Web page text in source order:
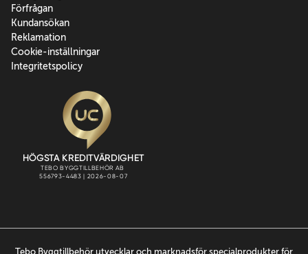
Förfrågan
Kundansökan
Reklamation
Cookie-inställningar
Integritetspolicy
Tebo Byggtillbehör utvecklar och marknadsför specialprodukter för